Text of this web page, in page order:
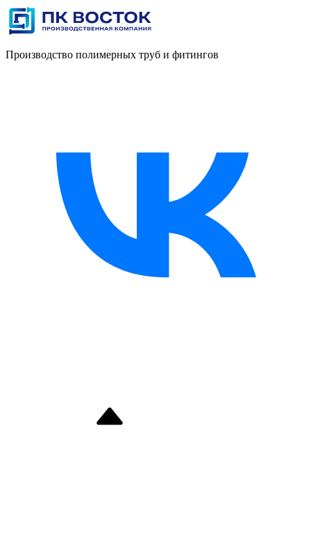
Производство полимерных труб и фитингов